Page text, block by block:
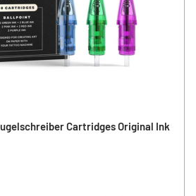
Cartridges Original Ink